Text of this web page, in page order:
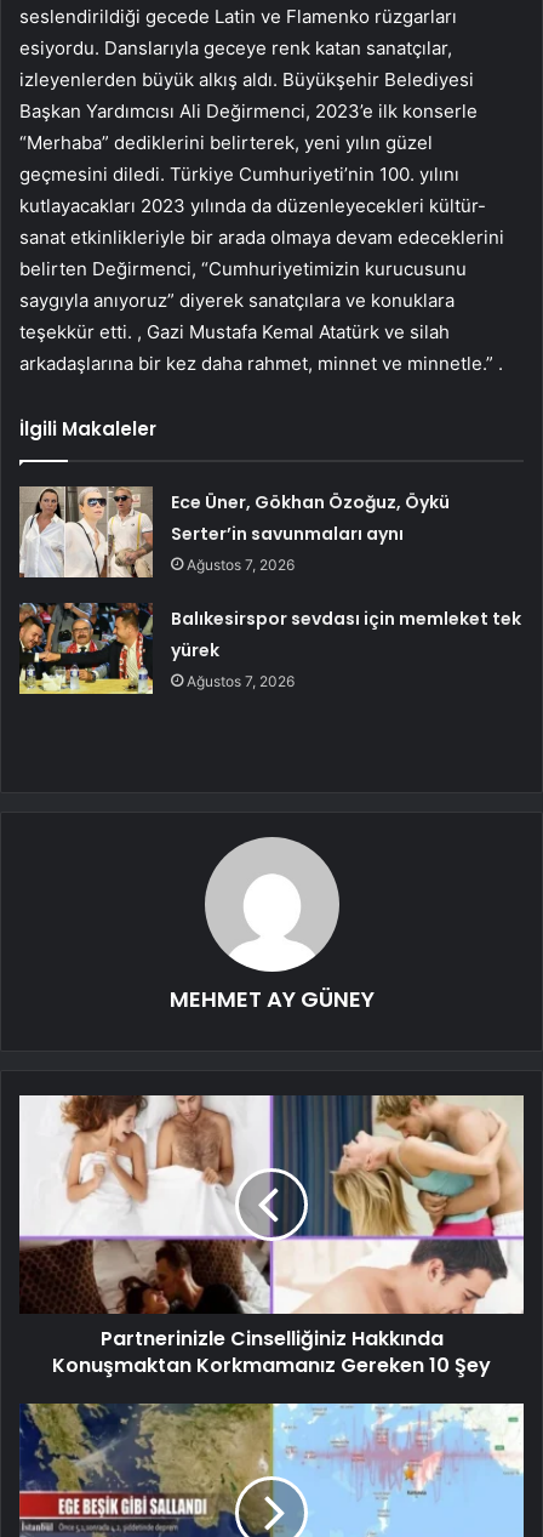
seslendirildiği gecede Latin ve Flamenko rüzgarları
esiyordu. Danslarıyla geceye renk katan sanatçılar,
izleyenlerden büyük alkış aldı. Büyükşehir Belediyesi
Başkan Yardımcısı Ali Değirmenci, 2023’e ilk konserle
“Merhaba” dediklerini belirterek, yeni yılın güzel
geçmesini diledi. Türkiye Cumhuriyeti’nin 100. yılını
kutlayacakları 2023 yılında da düzenleyecekleri kültür-
sanat etkinlikleriyle bir arada olmaya devam edeceklerini
belirten Değirmenci, “Cumhuriyetimizin kurucusunu
saygıyla anıyoruz” diyerek sanatçılara ve konuklara
teşekkür etti. , Gazi Mustafa Kemal Atatürk ve silah
arkadaşlarına bir kez daha rahmet, minnet ve minnetle.” .
İlgili Makaleler
Ece Üner, Gökhan Özoğuz, Öykü
Serter’in savunmaları aynı
Ağustos 7, 2026
Balıkesirspor sevdası için memleket tek
yürek
Ağustos 7, 2026
MEHMET AY GÜNEY
Partnerinizle Cinselliğiniz Hakkında
Konuşmaktan Korkmamanız Gereken 10 Şey